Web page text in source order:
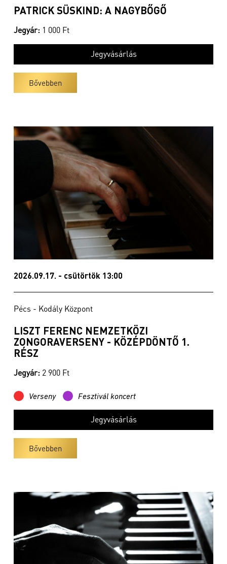
PATRICK SÜSKIND: A NAGYBŐGŐ
Jegyár: 1 000 Ft
Jegyvásárlás
Bővebben
2026.09.17. - csütörtök 13:00
Pécs - Kodály Központ
LISZT FERENC NEMZETKÖZI
ZONGORAVERSENY - KÖZÉPDÖNTŐ 1.
RÉSZ
Jegyár: 2 900 Ft
Verseny Fesztivál koncert
Jegyvásárlás
Bővebben